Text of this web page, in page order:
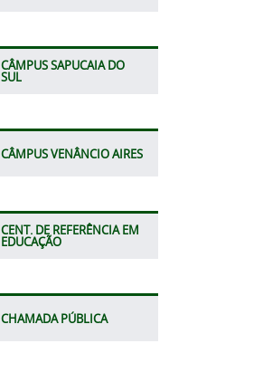
CÂMPUS SAPUCAIA DO
SUL
CÂMPUS VENÂNCIO AIRES
CENT. DE REFERÊNCIA EM
EDUCAÇÃO
CHAMADA PÚBLICA